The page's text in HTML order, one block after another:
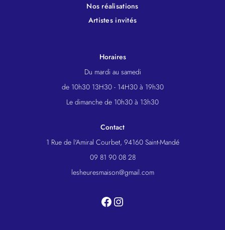
Nos réalisations
Artistes invités
Horaires
Du mardi au samedi
de 10h30 13H30 - 14H30 à 19h30
Le dimanche de 10h30 à 13h30
Contact
1 Rue de l'Amiral Courbet, 94160 Saint-Mandé
09 81 90 08 28
lesheuresmaison@gmail.com